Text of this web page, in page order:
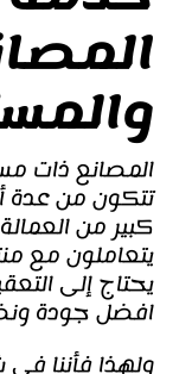
المصانع ذات
تتكون من عدة
كبير من
يتعاملون مع
يحتاج إلى
افضل جودة
ولهذا فأننا